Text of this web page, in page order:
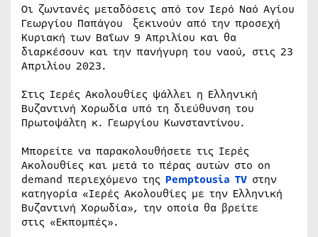
Oι ζωντανές μεταδόσεις από τον Ιερό Ναό Αγίου
Γεωργίου Παπάγου ξεκινούν από την προσεχή
Κυριακή των Βαΐων 9 Απριλίου και θα
διαρκέσουν και την πανήγυρη του ναού, στις 23
Απριλίου 2023.
Στις Ιερές Ακολουθίες ψάλλει η Ελληνική
Βυζαντινή Χορωδία υπό τη διεύθυνση του
Πρωτοψάλτη κ. Γεωργίου Κωνσταντίνου.
Μπορείτε να παρακολουθήσετε τις Ιερές
Ακολουθίες και μετά το πέρας αυτών στο on
demand περιεχόμενο της Pemptousia TV στην
κατηγορία «Ιερές Ακολουθίες με την Ελληνική
Βυζαντινή Χορωδία», την οποία θα βρείτε
στις «Εκπομπές».